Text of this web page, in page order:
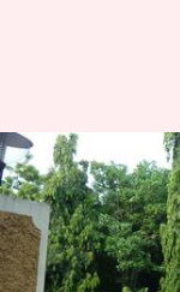
ஆய்வு